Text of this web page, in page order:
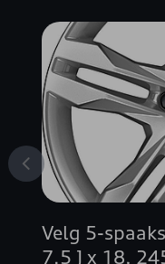
Velg 5-
7.5 J x 18,